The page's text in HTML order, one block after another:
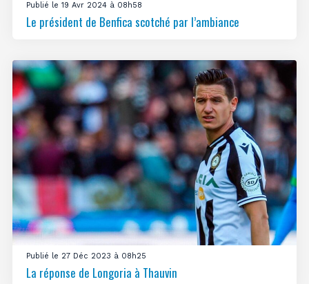
Publié le 19 Avr 2024 à 08h58
Le président de Benfica scotché par l’ambiance
Publié le 27 Déc 2023 à 08h25
La réponse de Longoria à Thauvin